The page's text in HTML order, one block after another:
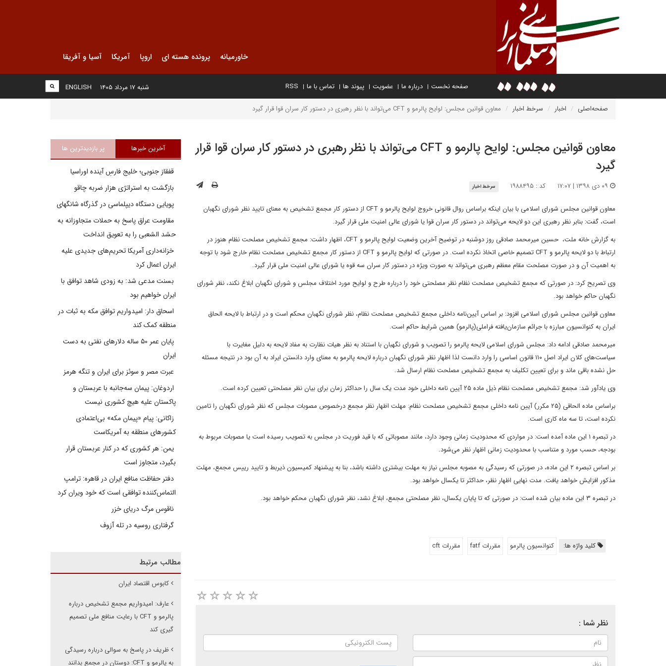
خاورمیانه پرونده هسته ای اروپا آمریکا آسیا و آفریقا
صفحه نخست درباره ما عضویت پیوند ها تماس با ما RSS
ENGLISH شنبه ۱۷ مرداد ۱۴۰۵
صفحه‌اصلی اخبار سرخط اخبار معاون قوانین مجلس: لوایح پالرمو و CFT می‌تواند با نظر رهبری در دستور کار سران قوا قرار گیرد
معاون قوانین مجلس: لوایح پالرمو و CFT می‌تواند با نظر رهبری در دستور کار سران قوا قرار
گیرد
کد : ۱۹۸۸۴۹۵ سرخط اخبار
معاون قوانین مجلس شورای اسلامی با بیان اینکه براساس روال قانونی خروج لوایح پالرمو و CFT از دستور کار مجمع تشخیص به معنای تایید نظر شورای نگهبان
است، گفت: بنابر نظر رهبری این دو لایحه می‌تواند در دستور کار سران قوا یا شورای عالی امنیت ملی قرار گیرد.
به گزارش خانه ملت، حسین میرمحمد صادقی روز دوشنبه در توضیح آخرین وضعیت لوایح پالرمو و CFT، اظهار داشت: مجمع تشخیص مصلحت نظام هنوز در
ارتباط با دو لایحه پالرمو و CFT تصمیم خاصی اتخاذ نکرده است. در صورتی که لوایح پالرمو و CFT از دستور کار مجمع تشخیص مصلحت نظام خارج شود با توجه
به اهمیت آن و در صورت مصلحت مقام معظم رهبری می‌تواند به صورت ویژه در دستور کار سران سه قوه یا شورای عالی امنیت ملی قرار گیرد.
وی تصریح کرد: در صورتی که مجمع تشخیص مصلحت نظام نظر مصلحتی خود را درباره طرح و لوایح مورد اختلاف مجلس و شورای نگهبان ابلاغ نکند، نظر شورای
نگهبان حاکم خواهد بود.
معاون قوانین مجلس شورای اسلامی افزود: بر اساس آیین‌نامه داخلی مجمع تشخیص مصلحت نظام، نظر شورای نگهبان محکم است و در ارتباط با لایحه الحاق
ایران به کنوانسیون مبارزه با جرائم سازمان‌یافته فراملی(پالرمو) همین شرایط حاکم است.
میرمحمد صادقی ادامه داد: مجلس شورای اسلامی لایحه پالرمو را تصویب و شورای نگهبان با استناد به نظر هیات نظارت به مفاد لایحه به دلیل مغایرت با
سیاست‌های کلان ایراد اصل ۱۱۰ قانون اساسی را وارد دانست لذا اظهار نظر شورای نگهبان درباره لایحه پالرمو به معنای وارد دانستن ایراد به آن بود در نتیجه مسئله
حل نشده باقی ماند و برای تعیین تکلیف به مجمع تشخیص مصلحت نظام ارسال شد.
وی یادآور شد: مجمع تشخیص مصلحت نظام ذیل ماده ۲۵ آیین نامه داخلی خود مدت یک سال را حداکثر زمان برای بیان نظر مصلحتی تعیین کرده است.
براساس ماده الحاقی (۲۵ مکرر) آیین نامه داخلی مجمع تشخیص مصلحت نظام: مهلت اظهار نظر مجمع درخصوص مصوبات مجلس که نظر شورای نگهبان را تامین
نکرده است، تا سه ماه کاری است.
در تبصره ۱ این ماده آمده است: در مواردی که محدودیت زمانی وجود دارد، مانند مصوباتی که با قید فوریت در مجلس به تصویب رسیده است یا مصوبات مربوط به
بودجه، حسب مورد و متناسب با محدودیت زمانی اظهار نظر می‌شود.
بر اساس تبصره ۲ این ماده، در صورتی که رسیدگی به مصوبه مجلس نیاز به مهلت بیشتری داشته باشد، بنا به پیشنهاد کمیسیون ذیربط و تایید رییس مجمع، مهلت
مذکور افزایش خواهد یافت. مدت نهایی اظهار نظر، حداکثر تا یکسال خواهد بود.
در تبصره ۳ این ماده بیان شده است: در صورتی که تا پایان یکسال، نظر مصلحتی مجمع، ابلاغ نشد، نظر شورای نگهبان محکم خواهد بود.
کلید واژه ها: کنوانسیون پالرمو مقررات fatf مقررات cft
نظر شما :
آخرین خبرها پر بازدیدترین ها
قفقاز جنوبی؛ خلیج فارسِ آینده اوراسیا
بازگشت به استراتژی هزار ضربه چاقو
پویایی دستگاه دیپلماسی در گذرگاه شانگهای
مقاومت عراق پاسخ به حملات متجاوزانه به
حشد الشعبی را به تعویق انداخت
خزانه‌داری آمریکا تحریم‌های جدیدی علیه
ایران اعمال کرد
بسنت مدعی شد: به زودی شاهد توافق با
ایران خواهیم بود
اسحاق دار: امیدواریم توافق مکه به ثبات در
منطقه کمک کند
پایان عمر ۵۰ ساله دلارهای نفتی به دست
ایران
عبرت مصر و سوئز برای ایران و تنگه هرمز
اردوغان: پیمان سه‌جانبه با عربستان و
پاکستان علیه هیچ کشوری نیست
زاکانی: پیام «پیمان مکه» بی‌اعتمادی
کشورهای منطقه به آمریکاست
یمن: هر کشوری که در کنار عربستان قرار
بگیرد، متجاوز است
دفتر حفاظت منافع ایران در قاهره: ترامپ
التماس‌کننده توافقی است که خود ویران کرد
ناقوس مرگ دریای خزر
گرفتاری روسیه در تله آزوف
مطالب مرتبط
کابوس اقتصاد ایران
عارف: امیدواریم مجمع تشخیص درباره
پالرمو و CFT با رعایت منافع ملی تصمیم
گیری کند
ظریف در پاسخ به سوالی درباره رسیدگی
به پالرمو و CFT: دوستان در مجمع بدانند